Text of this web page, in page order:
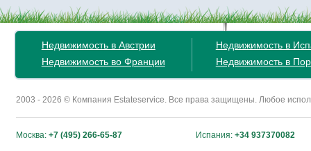
Недвижимость в Австрии
Недвижимость во Франции
Недвижимость в
Недвижимость в
2003 - 2026 © Компания Estateservice. Все права защищены. Любое
Москва: +7 (495) 266-65-87 Испания: +34 937370082